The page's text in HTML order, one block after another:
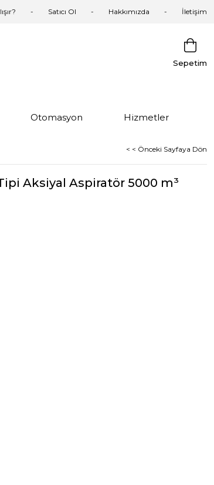
Satıcı Ol Hakkımızda İletişim
Sepetim
Otomasyon Hizmetler
< < Önceki Sayfaya Dön
Aksiyal Aspiratör 5000 m³